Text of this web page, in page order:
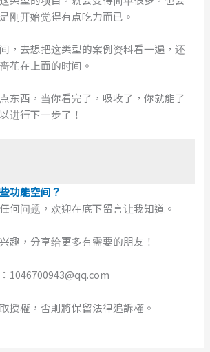
刚开始觉得有点吃力而已。
，去想把这类型的案例资料看一遍，还
花在上面的时间。
东西，当你看完了，吸收了，你就能了
进行下一步了！
功能空间？
何问题，欢迎在底下留言让我知道。
趣，分享给更多有需要的朋友！
1046700943@qq.com
授權，否則將保留法律追訴權。